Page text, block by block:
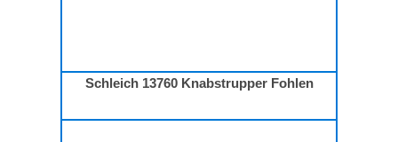
Schleich 13760 Knabstrupper Fohlen